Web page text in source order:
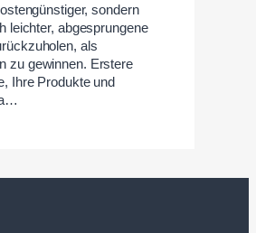
sondern
leichter, abgesprungene
als
zu gewinnen. Erstere
Ihre Produkte und